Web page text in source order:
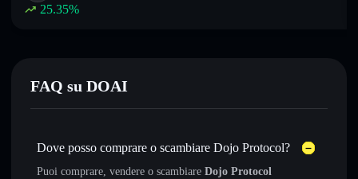
25.35%
FAQ su DOAI
Dove posso comprare o scambiare Dojo Protocol?
Puoi comprare, vendere o scambiare Dojo Protocol